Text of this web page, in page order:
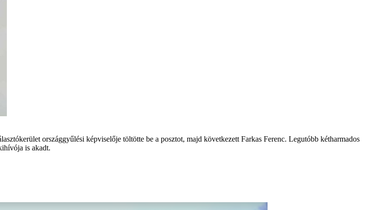
országgyűlési képviselője töltötte be a posztot, majd következett Farkas Ferenc. Legutóbb kétharmados
is akadt.